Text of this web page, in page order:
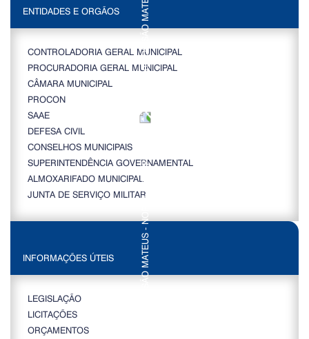
ENTIDADES E ORGÃOS
CONTROLADORIA GERAL MUNICIPAL
PROCURADORIA GERAL MUNICIPAL
CÂMARA MUNICIPAL
PROCON
SAAE
DEFESA CIVIL
CONSELHOS MUNICIPAIS
SUPERINTENDÊNCIA GOVERNAMENTAL
ALMOXARIFADO MUNICIPAL
JUNTA DE SERVIÇO MILITAR
INFORMAÇÕES ÚTEIS
LEGISLAÇÃO
LICITAÇÕES
ORÇAMENTOS